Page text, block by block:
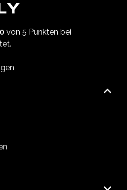
von 5 Punkten bei